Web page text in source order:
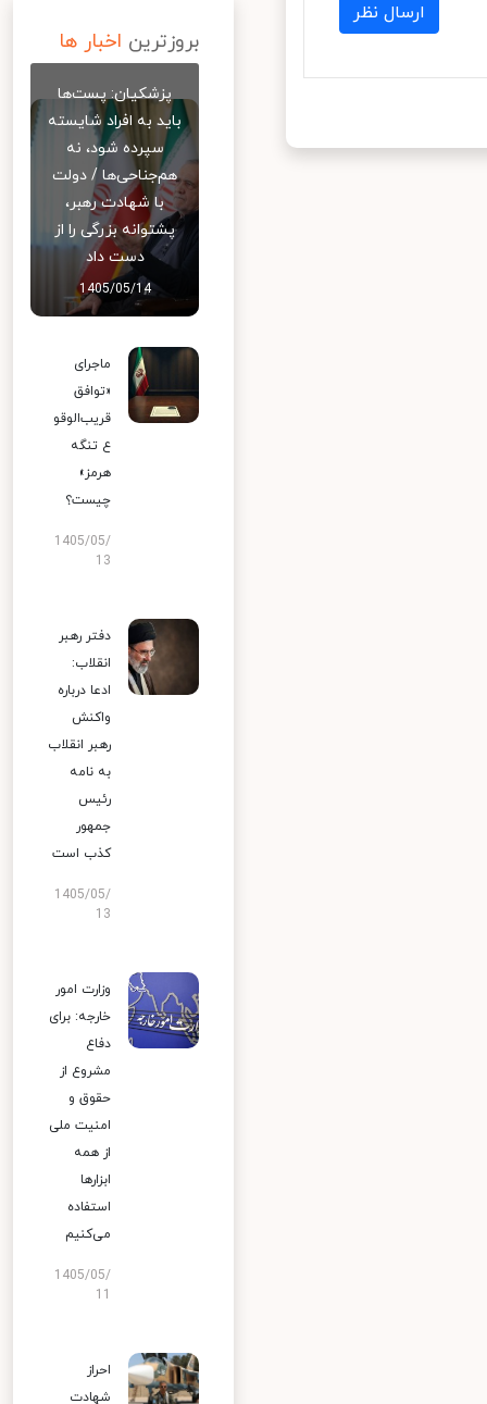
ارسال نظر
بروزترین اخبار ها
پزشکیان: پست‌ها
باید به افراد شایسته
سپرده شود، نه
هم‌جناحی‌ها / دولت
با شهادت رهبر،
پشتوانه بزرگی را از
دست داد
1405/05/14
ماجرای
«توافق
قریب‌الوقو
ع تنگه
هرمز»
چیست؟
1405/05/
13
دفتر رهبر
انقلاب:
ادعا درباره
واکنش
رهبر انقلاب
به نامه
رئیس
جمهور
کذب است
1405/05/
13
وزارت امور
خارجه: برای
دفاع
مشروع از
حقوق و
امنیت ملی
از همه
ابزارها
استفاده
می‌کنیم
1405/05/
احراز
شهادت